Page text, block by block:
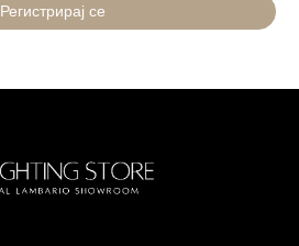
Регистрирај се